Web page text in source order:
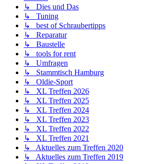
↳ Dies und Das
↳ Tuning
↳ best of Schraubertipps
↳ Reparatur
↳ Baustelle
↳ tools for rent
↳ Umfragen
↳ Stammtisch Hamburg
↳ Oldie-Sport
↳ XL Treffen 2026
↳ XL Treffen 2025
↳ XL Treffen 2024
↳ XL Treffen 2023
↳ XL Treffen 2022
↳ XL Treffen 2021
↳ Aktuelles zum Treffen 2020
↳ Aktuelles zum Treffen 2019